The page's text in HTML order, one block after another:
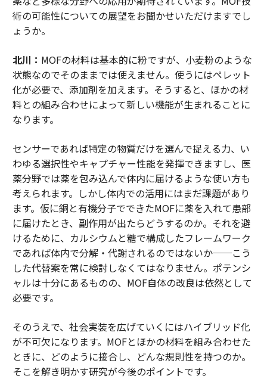
術の可能性についての展望をお聞かせいただけますでし
ょうか。
北川： MOFの材料は基本的に粉ですが、小麦粉のような
状態なのでそのままでは使えません。使うにはペレット
化が必要で、添加剤を加えます。そうすると、ほかの材
料との組み合わせによって新しい機能が生まれることに
なります。
センサーであれば特定の物質だけを選んで捉える力、い
わゆる選択性やキャプチャー性能を発揮できますし、医
薬分野では薬を包み込んで体内に届けるような使い方も
考えられます。しかし体内での活用にはまだ課題があり
ます。仮に銅と有機分子でできたMOFに薬を入れて患部
に届けたとき、副作用が出たらどうするのか。それを避
けるために、カルシウムと糖で構成したフレームワーク
であれば体内で分解・代謝されるのではないか──こう
した代替案を常に検討しなくてはなりません。ポテンシ
ャルは十分にあるものの、MOF自体の改良は依然として
必要です。
そのうえで、社会実装を広げていくにはハイブリッド化
が不可欠になります。MOFとほかの材料を組み合わせた
ときに、どのように接合し、どんな規則性を持つのか。
そこを解き明かす研究が今後のポイントです。